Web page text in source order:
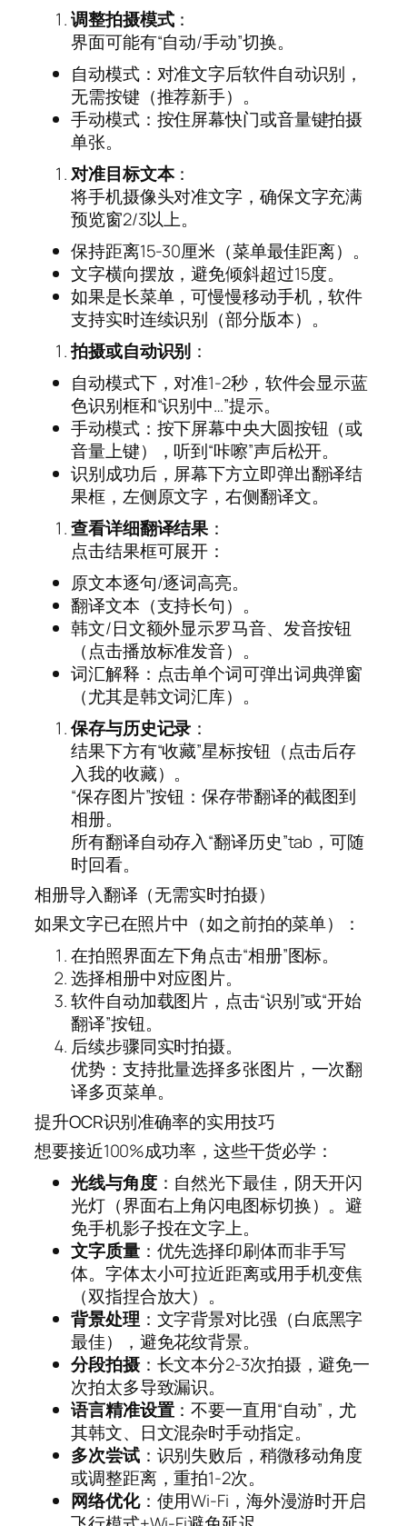
调整拍摄模式：
界面可能有“自动/手动”切换。
自动模式：对准文字后软件自动识别，
无需按键（推荐新手）。
手动模式：按住屏幕快门或音量键拍摄
单张。
对准目标文本：
将手机摄像头对准文字，确保文字充满
预览窗2/3以上。
保持距离15-30厘米（菜单最佳距离）。
文字横向摆放，避免倾斜超过15度。
如果是长菜单，可慢慢移动手机，软件
支持实时连续识别（部分版本）。
拍摄或自动识别 ：
自动模式下，对准1-2秒，软件会显示蓝
色识别框和“识别中…”提示。
手动模式：按下屏幕中央大圆按钮（或
音量上键），听到“咔嚓”声后松开。
识别成功后，屏幕下方立即弹出翻译结
果框，左侧原文字，右侧翻译文。
查看详细翻译结果：
点击结果框可展开：
原文本逐句/逐词高亮。
翻译文本（支持长句）。
韩文/日文额外显示罗马音、发音按钮
（点击播放标准发音）。
词汇解释：点击单个词可弹出词典弹窗
（尤其是韩文词汇库）。
保存与历史记录 ：
结果下方有“收藏”星标按钮（点击后存
入我的收藏）。
“保存图片”按钮：保存带翻译的截图到
相册。
所有翻译自动存入“翻译历史”tab，可随
时回看。
相册导入翻译（无需实时拍摄）
如果文字已在照片中（如之前拍的菜单）：
在拍照界面左下角点击“相册”图标。
选择相册中对应图片。
软件自动加载图片，点击“识别”或“开始
翻译”按钮。
后续步骤同实时拍摄。
优势：支持批量选择多张图片，一次翻
译多页菜单。
提升OCR识别准确率的实用技巧
想要接近100%成功率，这些干货必学：
光线与角度：自然光下最佳，阴天开闪
光灯（界面右上角闪电图标切换）。避
免手机影子投在文字上。
文字质量：优先选择印刷体而非手写
体。字体太小可拉近距离或用手机变焦
（双指捏合放大）。
背景处理 ：文字背景对比强（白底黑字
最佳），避免花纹背景。
分段拍摄：长文本分2-3次拍摄，避免一
次拍太多导致漏识。
语言精准设置：不要一直用“自动”，尤
其韩文、日文混杂时手动指定。
多次尝试：识别失败后，稍微移动角度
或调整距离，重拍1-2次。
网络优化：使用Wi-Fi，海外漫游时开启